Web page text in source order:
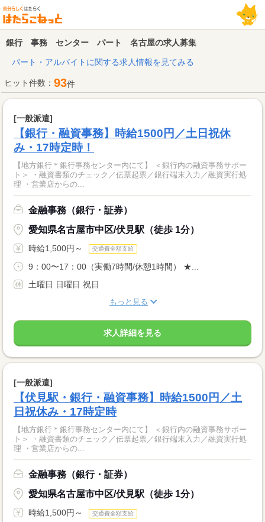
銀行 事務 センター パート 名古屋の求人募集
パート・アルバイトに関する求人情報を見てみる
ヒット件数： 93件
[一般派遣]
【銀行・融資事務】時給1500円／土日祝休
み・17時定時！
【地方銀行＊銀行事務センター内にて】 ＜銀行内の融資事務サポー
ト＞ ・融資書類のチェック／伝票起票／銀行端末入力／融資実行処
理 ・営業店からの...
金融事務（銀行・証券）
愛知県名古屋市中区/伏見駅（徒歩 1分）
時給1,500円～ 交通費全額支給
9：00〜17：00（実働7時間/休憩1時間） ★...
土曜日 日曜日 祝日
もっと見る
求人詳細を見る
[一般派遣]
【伏見駅・銀行・融資事務】時給1500円／土
日祝休み・17時定時
【地方銀行＊銀行事務センター内にて】 ＜銀行内の融資事務サポー
ト＞ ・融資書類のチェック／伝票起票／銀行端末入力／融資実行処
理 ・営業店からの...
金融事務（銀行・証券）
愛知県名古屋市中区/伏見駅（徒歩 1分）
時給1,500円～ 交通費全額支給